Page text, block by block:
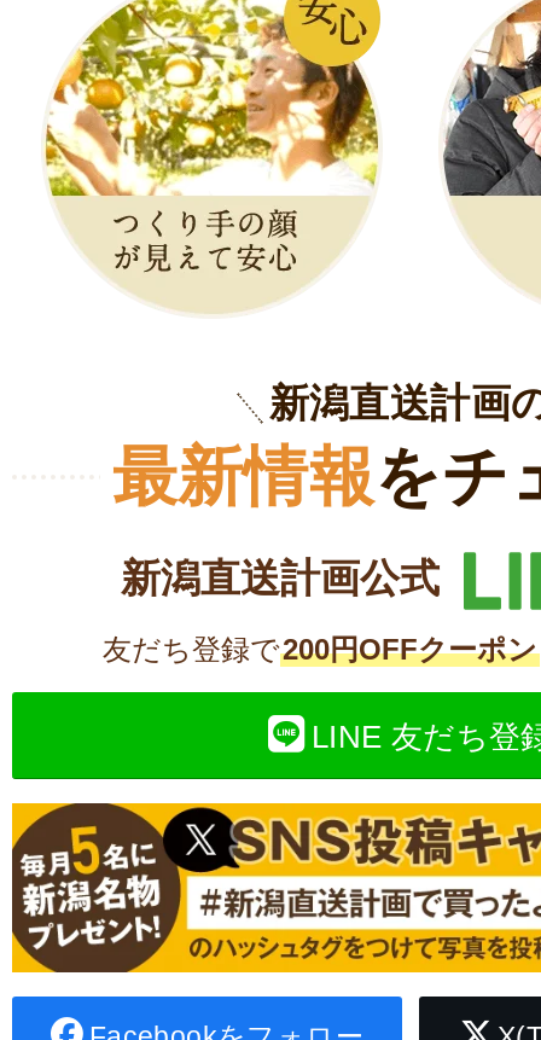
新潟直送計画
最新情報をチ
新潟直送計画公式
友だち登録で200円OFFクーポン
LINE 友だち登